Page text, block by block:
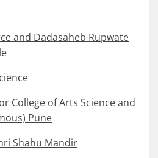
and Dadasaheb Rupwate
College of Arts Science and
Pune
Shahu Mandir